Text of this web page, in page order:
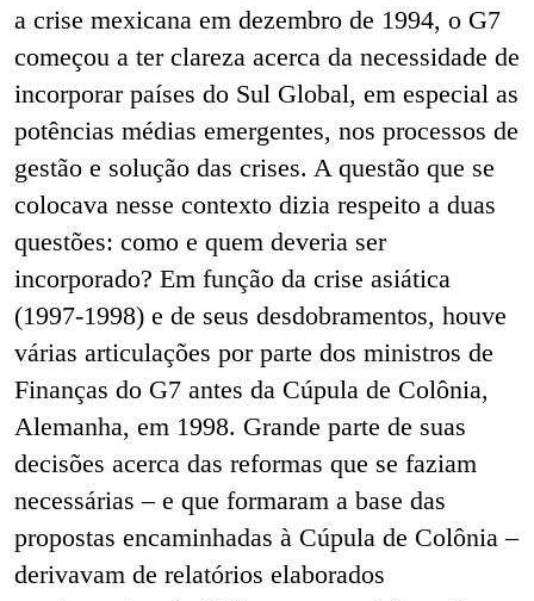
a crise mexicana em dezembro de 1994, o G7
começou a ter clareza acerca da necessidade de
incorporar países do Sul Global, em especial as
potências médias emergentes, nos processos de
gestão e solução das crises. A questão que se
colocava nesse contexto dizia respeito a duas
questões: como e quem deveria ser
incorporado? Em função da crise asiática
(1997-1998) e de seus desdobramentos, houve
várias articulações por parte dos ministros de
Finanças do G7 antes da Cúpula de Colônia,
Alemanha, em 1998. Grande parte de suas
decisões acerca das reformas que se faziam
necessárias – e que formaram a base das
propostas encaminhadas à Cúpula de Colônia –
derivavam de relatórios elaborados